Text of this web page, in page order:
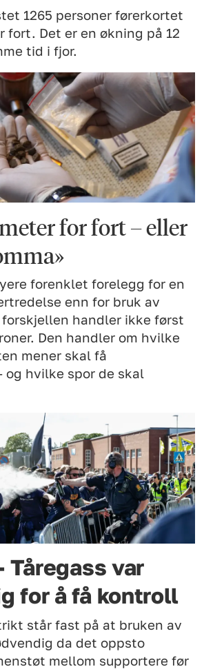
1265 personer førerkortet
fort. Det er en økning på 12
tid i fjor.
for fort – eller
forenklet forelegg for en
enn for bruk av
handler ikke først
Den handler om hvilke
mener skal få
og hvilke spor de skal
Tåregass var
for å få kontroll
står fast på at bruken av
da det oppsto
mellom supportere før